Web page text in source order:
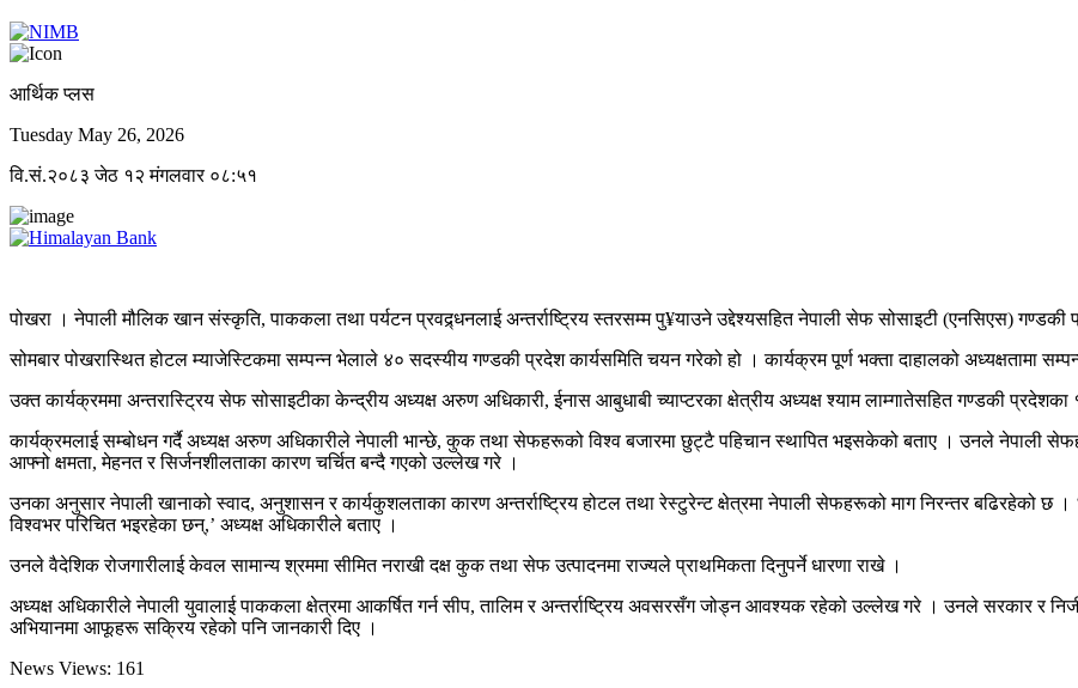
आर्थिक प्लस
Tuesday May 26, 2026
वि.सं.२०८३ जेठ १२ मंगलवार ०८:५१
पोखरा । नेपाली मौलिक खान संस्कृति, पाककला तथा पर्यटन प्रवद्र्धनलाई अन्तर्राष्ट्रिय स्तरसम्म पु¥याउने उद्देश्यसहित नेपाली सेफ सोसाइटी (एनसिएस) गण्डकी
सोमबार पोखरास्थित होटल म्याजेस्टिकमा सम्पन्न भेलाले ४० सदस्यीय गण्डकी प्रदेश कार्यसमिति चयन गरेको हो । कार्यक्रम पूर्ण भक्ता दाहालको अध्यक्षतामा
उक्त कार्यक्रममा अन्तरास्ट्रिय सेफ सोसाइटीका केन्द्रीय अध्यक्ष अरुण अधिकारी, ईनास आबुधाबी च्याप्टरका क्षेत्रीय अध्यक्ष श्याम लाम्गातेसहित गण्डकी
कार्यक्रमलाई सम्बोधन गर्दै अध्यक्ष अरुण अधिकारीले नेपाली भान्छे, कुक तथा सेफहरूको विश्व बजारमा छुट्टै पहिचान स्थापित भइसकेको बताए । उनले नेपाली
आफ्नो क्षमता, मेहनत र सिर्जनशीलताका कारण चर्चित बन्दै गएको उल्लेख गरे ।
उनका अनुसार नेपाली खानाको स्वाद, अनुशासन र कार्यकुशलताका कारण अन्तर्राष्ट्रिय होटल तथा रेस्टुरेन्ट क्षेत्रमा नेपाली सेफहरूको माग निरन्तर
विश्वभर परिचित भइरहेका छन्,’ अध्यक्ष अधिकारीले बताए ।
उनले वैदेशिक रोजगारीलाई केवल सामान्य श्रममा सीमित नराखी दक्ष कुक तथा सेफ उत्पादनमा राज्यले प्राथमिकता दिनुपर्ने धारणा राखे ।
अध्यक्ष अधिकारीले नेपाली युवालाई पाककला क्षेत्रमा आकर्षित गर्न सीप, तालिम र अन्तर्राष्ट्रिय अवसरसँग जोड्न आवश्यक रहेको उल्लेख गरे । उनले सरकार र निजी
अभियानमा आफूहरू सक्रिय रहेको पनि जानकारी दिए ।
News Views: 161